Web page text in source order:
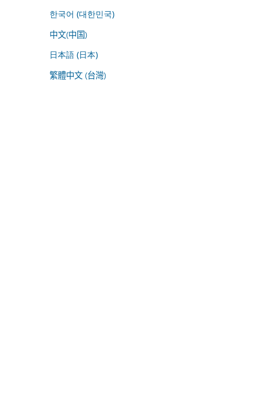
한국어 (대한민국)
中文(中国)
日本語 (日本)
繁體中文 (台灣)